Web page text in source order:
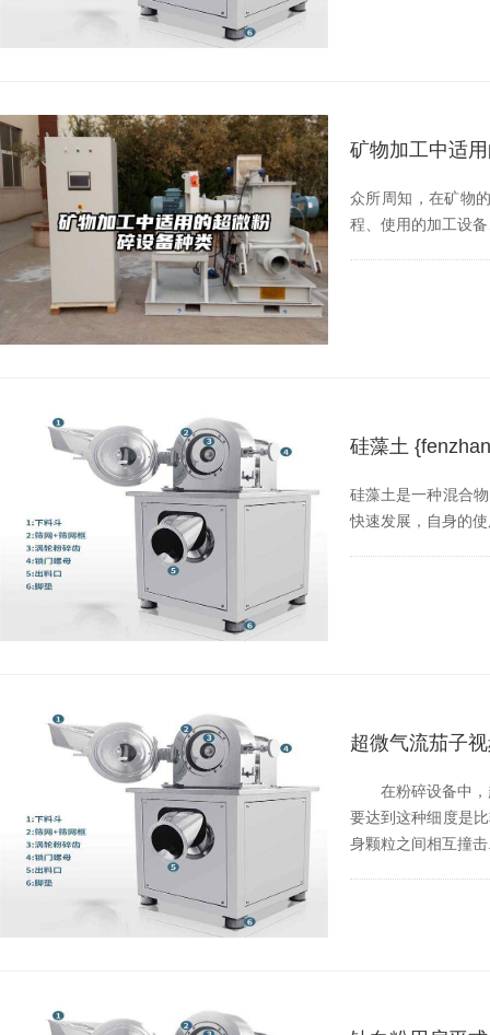
矿物加工中适
众所周知，在矿物
程、使用的加工设
硅藻土
硅藻土是一种混合物
快速发展，自身
超微气流茄子
在粉碎设备中
要达到这种细度是比
身颗粒之间相互撞